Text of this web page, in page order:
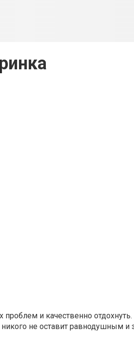
и качественно отдохнуть.
не оставит равнодушным и